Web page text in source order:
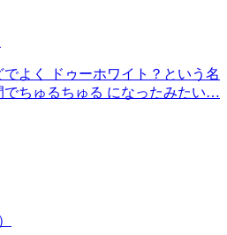
でよく ドゥーホワイト？という名
でちゅるちゅる になったみたい…